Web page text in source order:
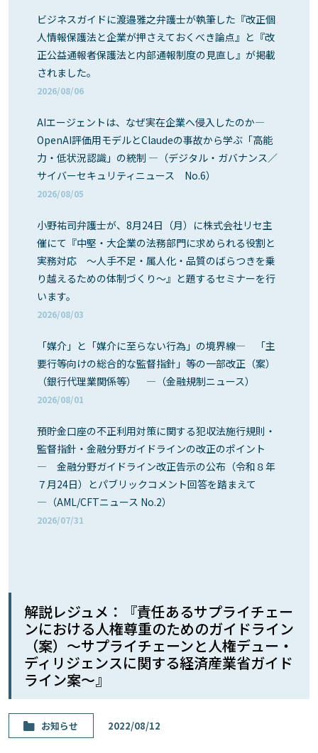
ビジネスガイドに渡邉雅之弁護士が執筆した『改正個
人情報保護法と企業が押さえておくべき論点』と『改
正公益通報者保護法と内部通報制度の見直し』が掲載
されました。
2026/08/06
AIエージェントは、なぜ実在企業へ侵入したのか―
OpenAI評価用モデルとClaudeの事故から学ぶ「高能
力・低状況認識」の統制 ―（デジタル・ガバナンス／
サイバーセキュリティニュース No.6）
2026/08/05
小野祐司弁護士が、8月24日（月）に株式会社リセ主
催にて『中堅・大企業の法務部門に求められる役割と
実務対応 ～人手不足・属人化・品質のばらつきを乗
り越えるための体制づくり～』と題するセミナーを行
います。
2026/08/03
「媒介」と「媒介に至らない行為」の境界線― 「主
要行等向けの総合的な監督指針」等の一部改正（案）
（銀行代理業関係等） ―（金融規制ニュース）
2026/08/01
預貯金口座の不正利用対策に関する犯収法施行規則・
監督指針・金融分野ガイドラインの改正のポイント
― 金融分野ガイドライン改正告示の公布（令和８年
７月24日）とパブリックコメント回答を踏まえて
―（AML/CFTニュース No.2）
2026/07/31
解説レジュメ：『責任あるサプライチェー
ンにおける人権尊重のためのガイドライン
（案）〜サプライチェーンと人権デュー・
ディリジェンスに関する経済産業省ガイド
ライン案〜』
お知らせ 2022/08/12